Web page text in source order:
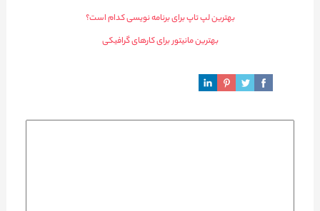
بهترین لپ تاپ برای برنامه نویسی کدام است؟
بهترین مانیتور برای کارهای گرافیکی